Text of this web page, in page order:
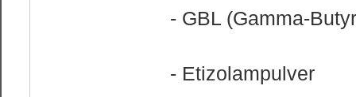
- GBL (Gamma-
- Etizolampulver